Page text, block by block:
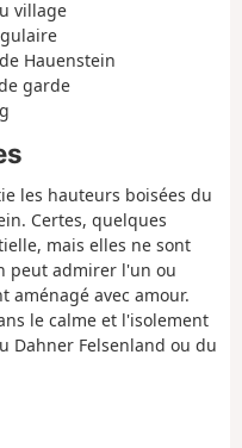
village
Hauenstein
garde
les hauteurs boisées du
Certes, quelques
mais elles ne sont
peut admirer l'un ou
aménagé avec amour.
le calme et l'isolement
Dahner Felsenland ou du